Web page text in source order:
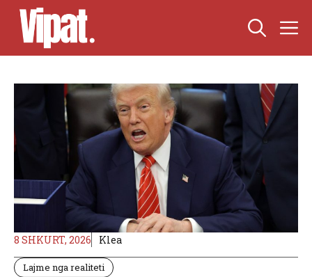
Skip
content
8 SHKURT, 2026 Klea
Lajme nga realiteti